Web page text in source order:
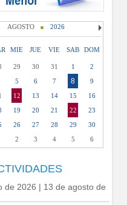
AGOSTO 2026
MIE JUE VIE SAB DOM
29 30 31 1
2
5 6 7 8
9
12 13 14 15
16
19 20 21 22
23
26 27 28 29
30
2 3 4 5 6
de 2026 | 13 de agosto de